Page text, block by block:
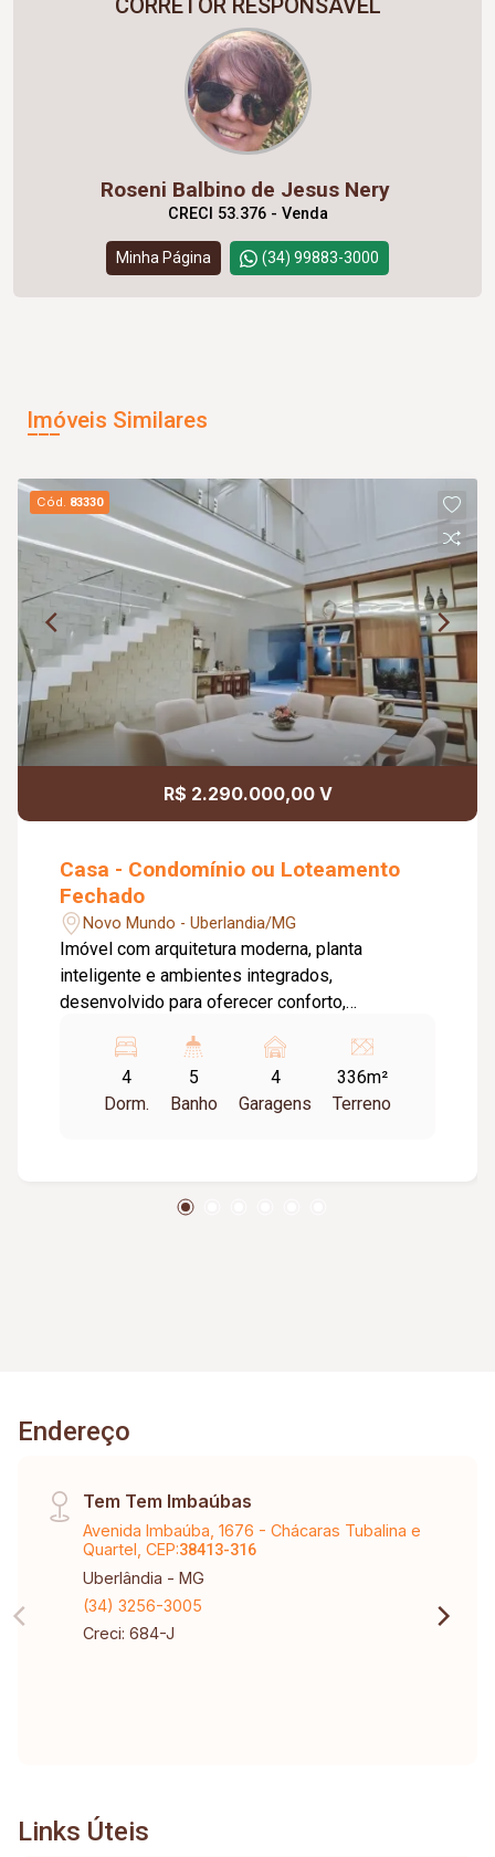
CORRETOR RESPONSÁVEL
Roseni Balbino de Jesus Nery
CRECI 53.376 - Venda
Minha Página (34) 99883-3000
Imóveis Similares
Cód. 83330
R$ 2.290.000,00 V
Casa - Condomínio ou Loteamento
Fechado
Novo Mundo - Uberlandia/MG
Imóvel com arquitetura moderna, planta
inteligente e ambientes integrados,
desenvolvido para oferecer conforto,
amplas, incluindo suíte máster com closet, além
de escritório com possibilidade de conversão
para 04º quarto. Sala com pé direito duplo
e acabamento sofisticado. O imóvel conta com
iluminação integrada. Possui lavanderia
independente, despensa e garagem para 04
descobertas. Projeto de paisagismo completo,
harmonizando design moderno e composição
arbórea sofisticada. Imóvel equipado com
aquecimento solar, proporcionando água quente
para duchas, lavatórios e cozinha.
4
Dorm.
5
Banho
4
Garagens
336m²
Terreno
Endereço
Tem Tem Imbaúbas
Avenida Imbaúba, 1676 - Chácaras Tubalina e
Quartel, CEP:38413-316
Uberlândia - MG
(34) 3256-3005
Creci: 684-J
Links Úteis